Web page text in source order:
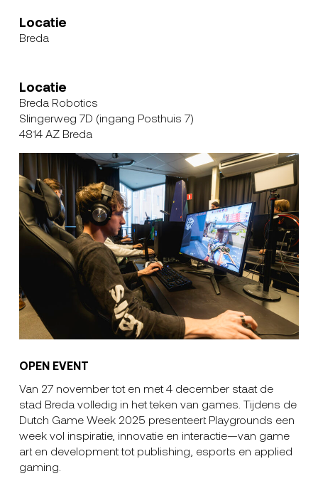
Locatie
Breda
Locatie
Breda Robotics
Slingerweg 7D (ingang Posthuis 7)
4814 AZ Breda
OPEN EVENT
Van 27 november tot en met 4 december staat de
stad Breda volledig in het teken van games. Tijdens de
Dutch Game Week 2025 presenteert Playgrounds een
week vol inspiratie, innovatie en interactie—van game
art en development tot publishing, esports en applied
gaming.